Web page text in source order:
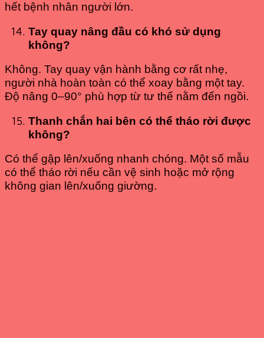
hết bệnh nhân người lớn.
Tay quay nâng đầu có khó sử dụng
không?
Không. Tay quay vận hành bằng cơ rất nhẹ,
người nhà hoàn toàn có thể xoay bằng một tay.
Độ nâng 0–90° phù hợp từ tư thế nằm đến ngồi.
Thanh chắn hai bên có thể tháo rời được
không?
Có thể gập lên/xuống nhanh chóng. Một số mẫu
có thể tháo rời nếu cần vệ sinh hoặc mở rộng
không gian lên/xuống giường.